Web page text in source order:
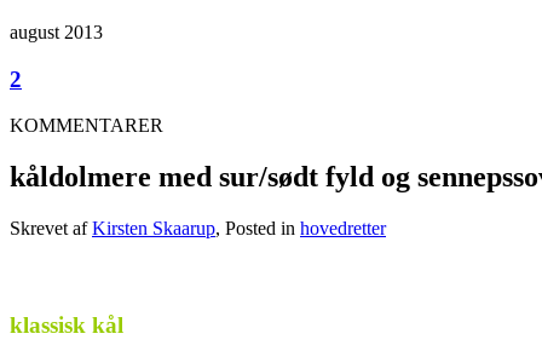
august 2013
2
KOMMENTARER
kåldolmere med sur/sødt fyld og
Skrevet afKirsten Skaarup, Posted in hovedretter
klassisk kål